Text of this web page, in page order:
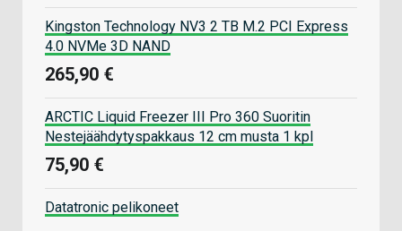
Kingston Technology NV3 2 TB M.2 PCI Express
4.0 NVMe 3D NAND
265,90 €
ARCTIC Liquid Freezer III Pro 360 Suoritin
Nestejäähdytyspakkaus 12 cm musta 1 kpl
75,90 €
Datatronic pelikoneet